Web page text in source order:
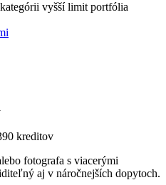
vyšší limit portfólia
kreditov
fotografa s viacerými
aj v náročnejších dopytoch.